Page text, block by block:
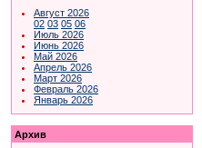
Август 2026
02 03 05 06
Июль 2026
Июнь 2026
Май 2026
Апрель 2026
Март 2026
Февраль 2026
Январь 2026
Архив